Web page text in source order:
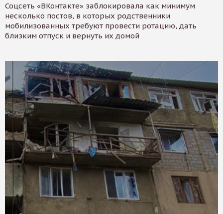
Соцсеть «ВКонтакте» заблокировала как минимум
несколько постов, в которых родственники
мобилизованных требуют провести ротацию, дать
близким отпуск и вернуть их домой